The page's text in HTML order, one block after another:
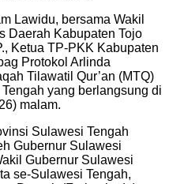
Lawidu, bersama Wakil
Daerah Kabupaten Tojo
Ketua TP-PKK Kabupaten
Protokol Arlinda
Tilawatil Qur’an (MTQ)
yang berlangsung di
malam.
Sulawesi Tengah
Gubernur Sulawesi
Gubernur Sulawesi
se-Sulawesi Tengah,